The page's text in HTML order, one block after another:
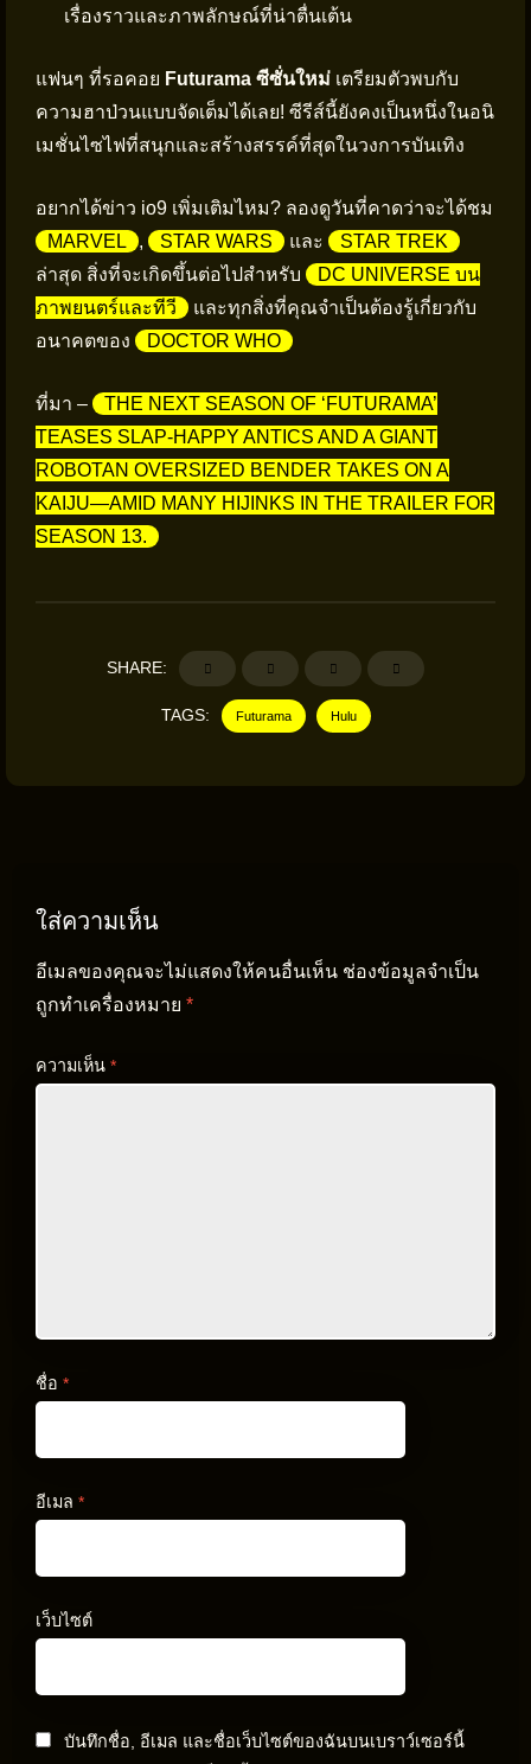
เรื่องราวและภาพลักษณ์ที่น่าตื่นเต้น
แฟนๆ ที่รอคอย Futurama ซีซั่นใหม่ เตรียมตัวพบกับ
ความฮาป่วนแบบจัดเต็มได้เลย! ซีรีส์นี้ยังคงเป็นหนึ่งในอนิ
เมชั่นไซไฟที่สนุกและสร้างสรรค์ที่สุดในวงการบันเทิง
อยากได้ข่าว io9 เพิ่มเติมไหม? ลองดูวันที่คาดว่าจะได้ชม
MARVEL
, STAR WARS และ
STAR TREK
ล่าสุด สิ่งที่จะเกิดขึ้นต่อไปสำหรับ
DC UNIVERSE บน
ภาพยนตร์และทีวี
และทุกสิ่งที่คุณจำเป็นต้องรู้เกี่ยวกับ
อนาคตของ
DOCTOR WHO
ที่มา –
THE NEXT SEASON OF ‘FUTURAMA’
TEASES SLAP-HAPPY ANTICS AND A GIANT
ROBOTAN OVERSIZED BENDER TAKES ON A
KAIJU—AMID MANY HIJINKS IN THE TRAILER FOR
SEASON 13.
SHARE:
TAGS: Futurama Hulu
ใส่ความเห็น
อีเมลของคุณจะไม่แสดงให้คนอื่นเห็น ช่องข้อมูลจำเป็น
ถูกทำเครื่องหมาย *
ความเห็น *
ชื่อ *
อีเมล *
เว็บไซต์
บันทึกชื่อ, อีเมล และชื่อเว็บไซต์ของฉันบนเบราว์เซอร์นี้